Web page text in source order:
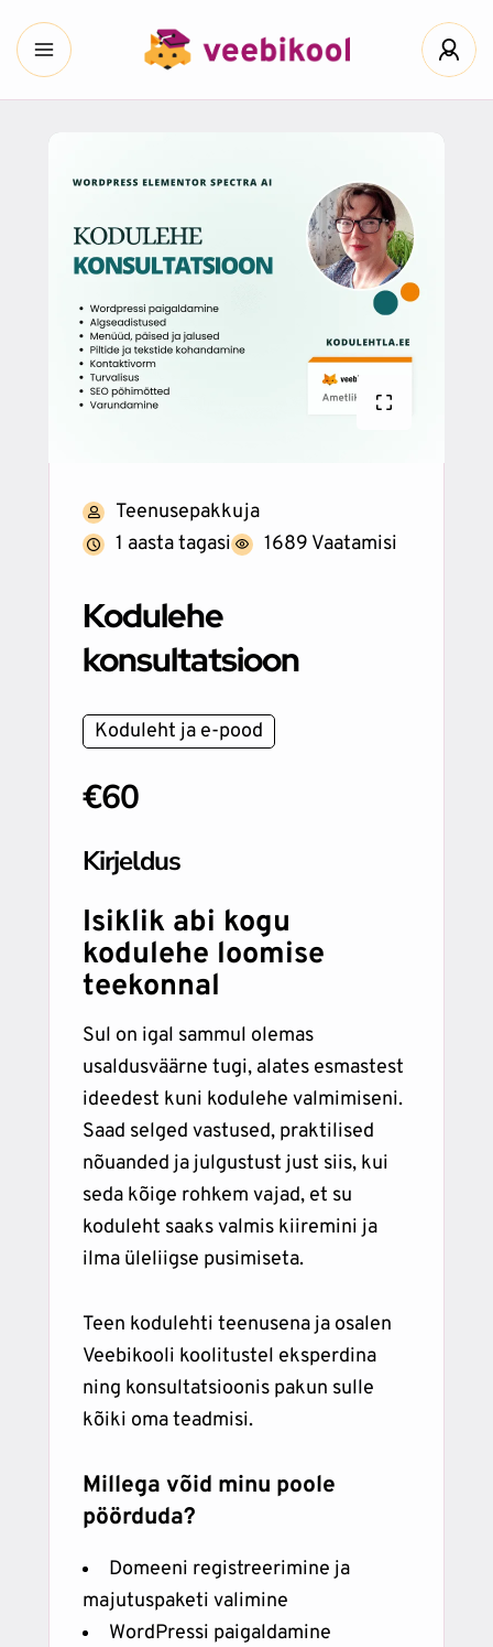
Teenusepakkuja
1 aasta tagasi
1689 Vaatamisi
Kodulehe
konsultatsioon
Koduleht ja e-pood
€60
Kirjeldus
Isiklik abi kogu
kodulehe loomise
teekonnal
Sul on igal sammul olemas
usaldusväärne tugi, alates esmastest
ideedest kuni kodulehe valmimiseni.
Saad selged vastused, praktilised
nõuanded ja julgustust just siis, kui
seda kõige rohkem vajad, et su
koduleht saaks valmis kiiremini ja
ilma üleliigse pusimiseta.
Teen kodulehti teenusena ja osalen
Veebikooli koolitustel eksperdina
ning konsultatsioonis pakun sulle
kõiki oma teadmisi.
Millega võid minu poole
pöörduda?
Domeeni registreerimine ja
majutuspaketi valimine
WordPressi paigaldamine